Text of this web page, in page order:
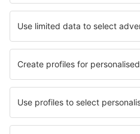
Cazare în Johor Bahru
Cazare în Bayan Lepas
Cele mai bune locuri de cazare
Cazare în Garrett Cazare în